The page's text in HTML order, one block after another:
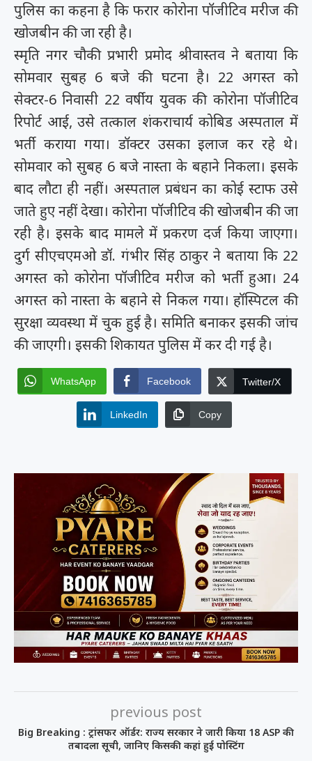
पुलिस का कहना है कि फरार कोरोना पॉजीटिव मरीज की
खोजबीन की जा रही है।
स्मृति नगर चौकी प्रभारी प्रमोद श्रीवास्तव ने बताया कि
सोमवार सुबह 6 बजे की घटना है। 22 अगस्त को
सेक्टर-6 निवासी 22 वर्षीय युवक की कोरोना पॉजीटिव
रिपोर्ट आई, उसे तत्काल शंकराचार्य कोबिड अस्पताल में
भर्ती कराया गया। डॉक्टर उसका इलाज कर रहे थे।
सोमवार को सुबह 6 बजे नास्ता के बहाने निकला। इसके
बाद लौटा ही नहीं। अस्पताल प्रबंधन का कोई स्टाफ उसे
जाते हुए नहीं देखा। कोरोना पॉजीटिव की खोजबीन की जा
रही है। इसके बाद मामले में प्रकरण दर्ज किया जाएगा।
दुर्ग सीएचएमओ डॉ. गंभीर सिंह ठाकुर ने बताया कि 22
अगस्त को कोरोना पॉजीटिव मरीज को भर्ती हुआ। 24
अगस्त को नास्ता के बहाने से निकल गया। हॉस्पिटल की
सुरक्षा व्यवस्था में चुक हुई है। समिति बनाकर इसकी जांच
की जाएगी। इसकी शिकायत पुलिस में कर दी गई है।
WhatsApp Facebook Twitter/X
LinkedIn Copy
previous post
Big Breaking : ट्रांसफर ऑर्डर: राज्य सरकार ने जारी किया 18 ASP की
तबादला सूची, जानिए किसकी कहां हुई पोस्टिंग